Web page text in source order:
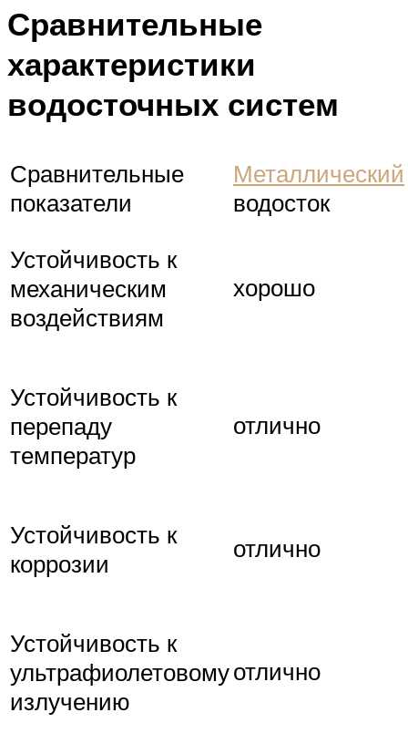
Сравнительные
характеристики
водосточных систем
Сравнительные
показатели
Металлический
водосток
Устойчивость к
механическим
воздействиям
хорошо
Устойчивость к
перепаду
температур
отлично
Устойчивость к
коррозии
отлично
Устойчивость к
ультрафиолетовому
излучению
отлично